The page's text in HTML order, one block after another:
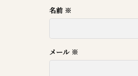
名前 ※
メール ※